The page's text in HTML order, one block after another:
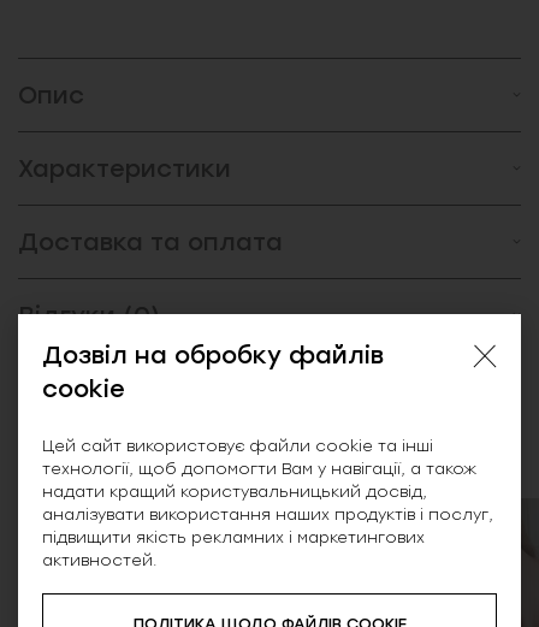
Опис
Характеристики
Доставка та оплата
Відгуки (0)
Схожі товари
SALE
Дозвіл на обробку файлів
cookie
Цей сайт використовує файли cookie та інші
технології, щоб допомогти Вам у навігації, а також
надати кращий користувальницький досвід,
аналізувати використання наших продуктів і послуг,
підвищити якість рекламних і маркетингових
активностей.